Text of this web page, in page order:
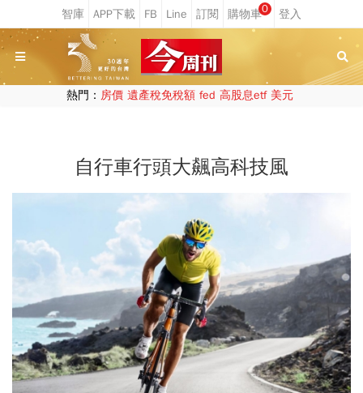
0
熱門： 房價 遺產稅免稅額 fed 高股息etf 美元
自行車行頭大飆高科技風